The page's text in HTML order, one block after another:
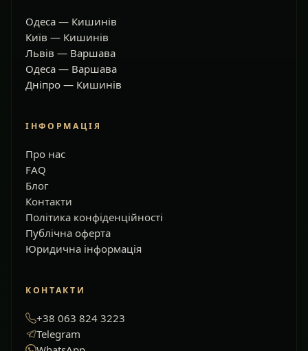
Одеса — Кишинів
Київ — Кишинів
Львів — Варшава
Одеса — Варшава
Дніпро — Кишинів
ІНФОРМАЦІЯ
Про нас
FAQ
Блог
Контакти
Політика конфіденційності
Публічна оферта
Юридична інформація
КОНТАКТИ
+38 063 824 3223
Telegram